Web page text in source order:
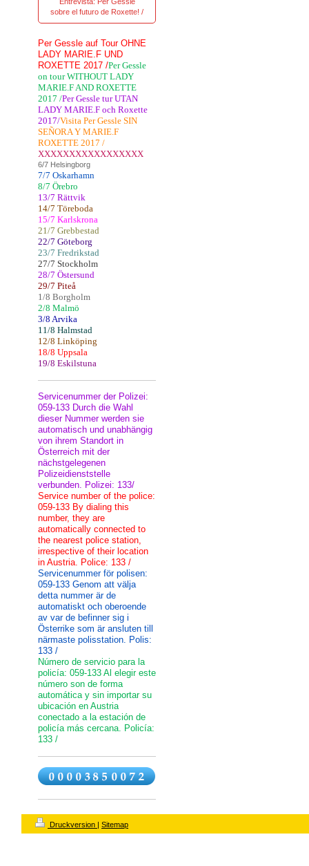
sobre el futuro de Roxette! /
Per Gessle auf Tour OHNE
LADY MARIE.F UND
ROXETTE 2017 /Per Gessle
on tour WITHOUT LADY
MARIE.F AND ROXETTE
2017 /Per Gessle tur UTAN
LADY MARIE.F och Roxette
2017/Visita Per Gessle SIN
SEÑORA Y MARIE.F
ROXETTE 2017 /
XXXXXXXXXXXXXXXXX
6/7 Helsingborg
7/7 Oskarhamn
8/7 Örebro
13/7 Rättvik
14/7 Töreboda
15/7 Karlskrona
21/7 Grebbestad
22/7 Göteborg
23/7 Fredrikstad
27/7 Stockholm
28/7 Östersund
29/7 Piteå
1/8 Borgholm
2/8 Malmö
3/8 Arvika
11/8 Halmstad
12/8 Linköping
18/8 Uppsala
19/8 Eskilstuna
Servicenummer der Polizei:
059-133 Durch die Wahl
dieser Nummer werden sie
automatisch und unabhängig
von ihrem Standort in
Österreich mit der
nächstgelegenen
Polizeidienststelle
verbunden. Polizei: 133/
Service number of the police:
059-133 By dialing this
number, they are
automatically connected to
the nearest police station,
irrespective of their location
in Austria. Police: 133 /
Servicenummer för polisen:
059-133 Genom att välja
detta nummer är de
automatiskt och oberoende
av var de befinner sig i
Österrike som är ansluten till
närmaste polisstation. Polis:
133 /
Número de servicio para la
policía: 059-133 Al elegir este
número son de forma
automática y sin importar su
ubicación en Austria
conectado a la estación de
policía más cercana. Policía:
133 /
Druckversion | Sitemap